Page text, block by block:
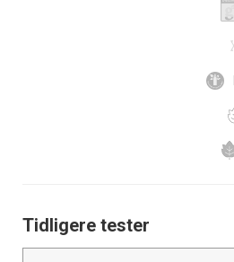
Tidligere tester